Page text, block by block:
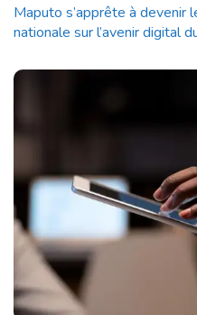
Maputo s’apprête à devenir
nationale sur l’avenir digital